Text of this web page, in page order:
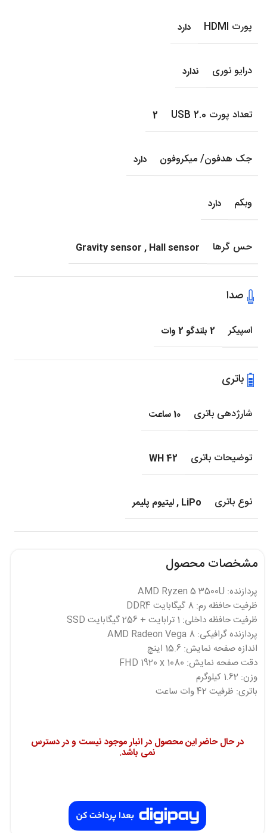
پورت HDMI دارد
درایو نوری ندارد
تعداد پورت USB 2.0 2
جک هدفون/ میکروفون دارد
وبکم دارد
حس گرها Gravity sensor , Hall sensor
صدا
اسپیکر 2 بلندگو 2 وات
باتری
شارژدهی باتری 10 ساعت
توضیحات باتری 42 WH
نوع باتری LiPo
,لیتیوم پلیمر
مشخصات محصول
پردازنده: AMD Ryzen 5 3500U
ظرفیت حافظه رم: 8 گیگابایت DDR4
ظرفیت حافظه داخلی: 1 ترابایت + 256 گیگابایت SSD
پردازنده گرافیکی: AMD Radeon Vega 8
اندازه صفحه نمایش: 15.6 اینچ
دقت صفحه نمایش: FHD 1920 x 1080
وزن: 1.62 کیلوگرم
باتری: ظرفیت 42 وات ساعت
در حال حاضر این محصول در انبار موجود نیست و در دسترس
نمی باشد.